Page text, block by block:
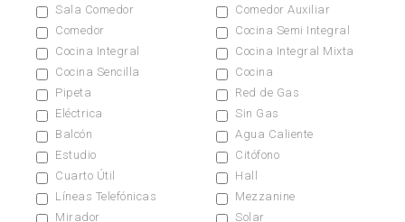
Sala Comedor
Comedor Auxiliar
Comedor
Cocina Semi Integral
Cocina Integral
Cocina Integral Mixta
Cocina Sencilla
Cocina
Pipeta
Red de Gas
Eléctrica
Sin Gas
Balcón
Agua Caliente
Estudio
Citófono
Cuarto Útil
Hall
Líneas Telefónicas
Mezzanine
Mirador
Solar